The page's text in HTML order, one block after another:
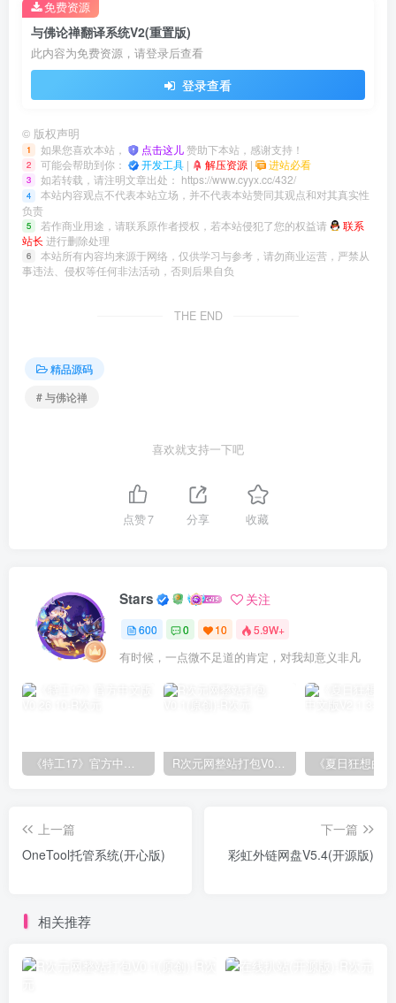
与佛论禅翻译系统V2(重置版)
此内容为免费资源，请登录后查看
登录查看
免费资源
© 版权声明
1 如果您喜欢本站， 点击这儿赞助下本站，感谢支持！
2 可能会帮助到你： 开发工具 | 解压资源 | 进站必看
3 如若转载，请注明文章出处： https://www.cyyx.cc/432/
4
本站内容观点不代表本站立场，并不代表本站赞同其观点和对其真实性
负责
5 若作商业用途，请联系原作者授权，若本站侵犯了您的权益请
联系
站长 进行删除处理
6
本站所有内容均来源于网络，仅供学习与参考，请勿商业运营，严禁从
事违法、侵权等任何非法活动，否则后果自负
THE END
精品源码
# 与佛论禅
喜欢就支持一下吧
点赞7 分享 收藏
Stars 关注
600 0 10 5.9W+
有时候，一点微不足道的肯定，对我却意义非凡
《特工17》官方中文版V0.26.10 R次元网整站打包V0.1(原创)
上一篇
OneTool托管系统(开心版)
下一篇
彩虹外链网盘V5.4(开源版)
相关推荐